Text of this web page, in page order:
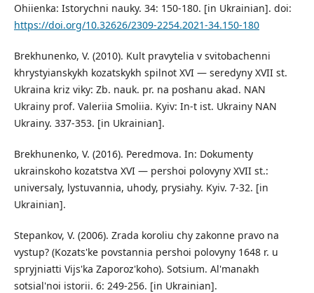
Ohiienka: Istorychni nauky. 34: 150-180. [in Ukrainian]. doi:
https://doi.org/10.32626/2309-2254.2021-34.150-180
Brekhunenko, V. (2010). Kult pravytelia v svitobachenni
khrystyianskykh kozatskykh spilnot XVI — seredyny XVII st.
Ukraina kriz viky: Zb. nauk. pr. na poshanu akad. NAN
Ukrainy prof. Valeriia Smoliia. Kyiv: In-t ist. Ukrainy NAN
Ukrainy. 337-353. [in Ukrainian].
Brekhunenko, V. (2016). Peredmova. In: Dokumenty
ukrainskoho kozatstva XVI — pershoi polovyny XVII st.:
universaly, lystuvannia, uhody, prysiahy. Kyiv. 7-32. [in
Ukrainian].
Stepankov, V. (2006). Zrada koroliu chy zakonne pravo na
vystup? (Kozats'ke povstannia pershoi polovyny 1648 r. u
spryjniatti Vijs'ka Zaporoz'koho). Sotsium. Al'manakh
sotsial'noi istorii. 6: 249-256. [in Ukrainian].